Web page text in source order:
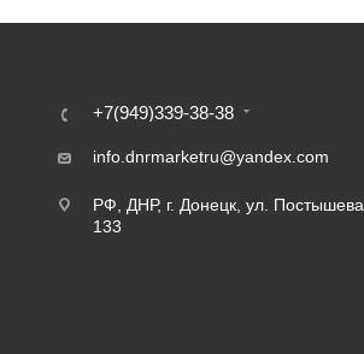
+7(949)339-38-38
info.dnrmarketru@yandex.com
РФ, ДНР, г. Донецк, ул. Постышева
133